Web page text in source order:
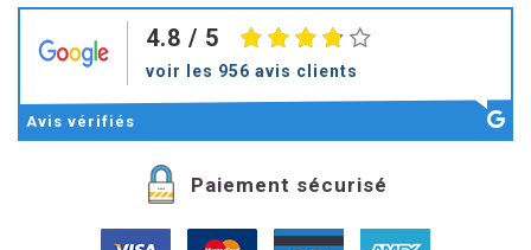
4.8 / 5
voir les 956 avis clients
Avis vérifiés
Paiement sécurisé